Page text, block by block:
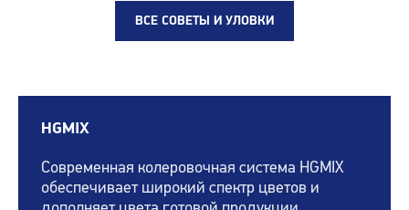
ВСЕ СОВЕТЫ И УЛОВКИ
HGMIX
Современная колеровочная система HGMIX
обеспечивает широкий спектр цветов и